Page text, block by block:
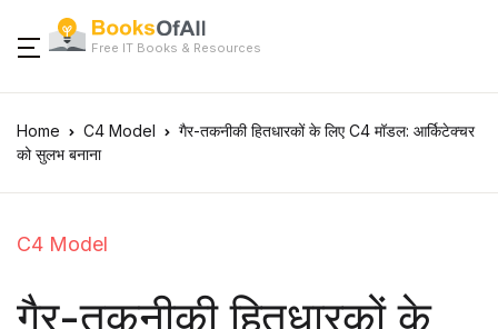
Free IT Books & Resources
Home C4 Model
गैर-तकनीकी हितधारकों के लिए C4 मॉडल: आर्किटेक्चर
को सुलभ बनाना
C4 Model
गैर-तकनीकी हितधारकों के